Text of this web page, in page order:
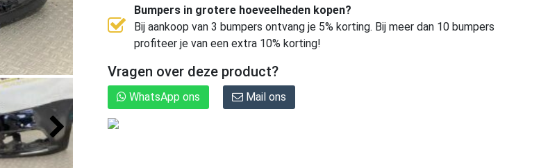
Bumpers in grotere hoeveelheden kopen?
Bij aankoop van 3 bumpers ontvang je 5% korting. Bij meer dan 10 bumpers
profiteer je van een extra 10% korting!
Vragen over deze product?
WhatsApp ons Mail ons